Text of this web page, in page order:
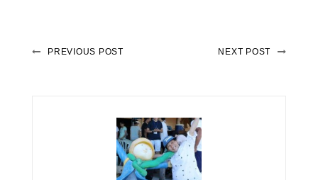
PREVIOUS POST NEXT POST